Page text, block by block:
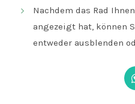
Nachdem das Rad
angezeigt hat, können
entweder ausblenden